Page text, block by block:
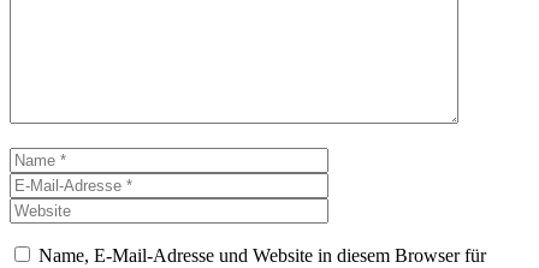
Name
Mail-
Adresse
Name, E-Mail-Adresse und Website in diesem Browser für